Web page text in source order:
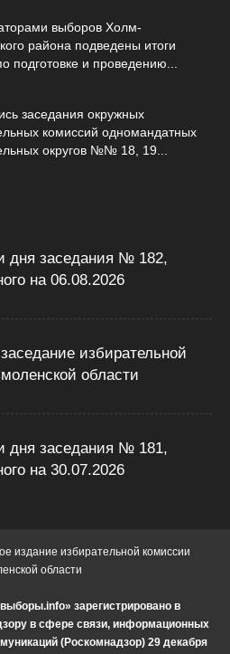
выборов Холм-
района подведены итоги
подготовке и проведению...
заседания окружных
комиссий одномандатных
округов №№ 18, 19...
дня заседания № 182,
на 06.08.2026
избирательной
области
дня заседания № 181,
на 30.07.2026
издание избирательной комиссии
области
зарегистрировано в
в сфере связи, информационных
(Роскомнадзор) 29 декабря